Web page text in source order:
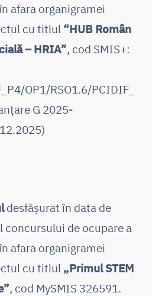
afara organigramei
cu titlul “HUB Român
– HRIA”, cod SMIS+:
OP1/RSO1.6/PCIDIF_
G 2025-
desfășurat în data de
concursului de ocupare a
afara organigramei
cu titlul „Primul STEM
, cod MySMIS 326591.